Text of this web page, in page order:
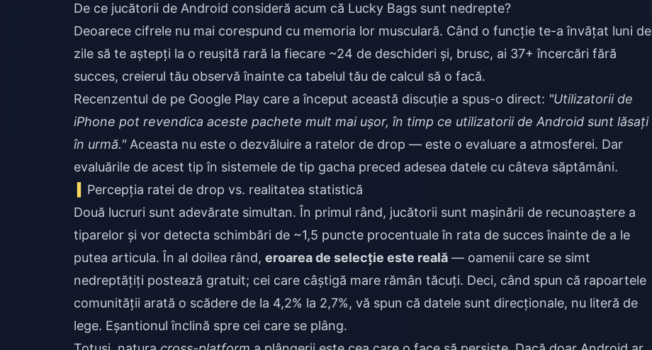
De ce jucătorii de Android consideră acum că Lucky Bags sunt nedrepte?
Deoarece cifrele nu mai corespund cu memoria lor musculară. Când o funcție te-a învățat luni de
zile să te aștepți la o reușită rară la fiecare ~24 de deschideri și, brusc, ai 37+ încercări fără
succes, creierul tău observă înainte ca tabelul tău de calcul să o facă.
Recenzentul de pe Google Play care a început această discuție a spus-o direct: "Utilizatorii de
iPhone pot revendica aceste pachete mult mai ușor, în timp ce utilizatorii de Android sunt lăsați
în urmă."Aceasta nu este o dezvăluire a ratelor de drop — este o evaluare a atmosferei. Dar
evaluările de acest tip în sistemele de tip gacha preced adesea datele cu câteva săptămâni.
Percepția ratei de drop vs. realitatea statistică
Două lucruri sunt adevărate simultan. În primul rând, jucătorii sunt mașinării de recunoaștere a
tiparelor și vor detecta schimbări de ~1,5 puncte procentuale în rata de succes înainte de a le
putea articula. În al doilea rând, eroarea de selecție este reală — oamenii care se simt
nedreptățiți postează gratuit; cei care câștigă mare rămân tăcuți. Deci, când spun că rapoartele
comunității arată o scădere de la 4,2% la 2,7%, vă spun că datele sunt direcționale, nu literă de
lege. Eșantionul înclină spre cei care se plâng.